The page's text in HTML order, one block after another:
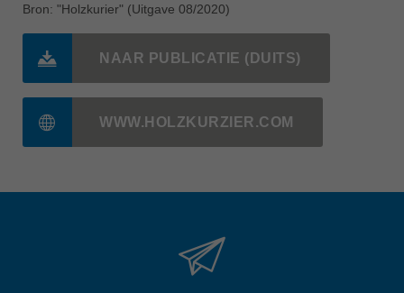
Bron: "Holzkurier" (Uitgave 08/2020)
NAAR PUBLICATIE (DUITS)
WWW.HOLZKURZIER.COM